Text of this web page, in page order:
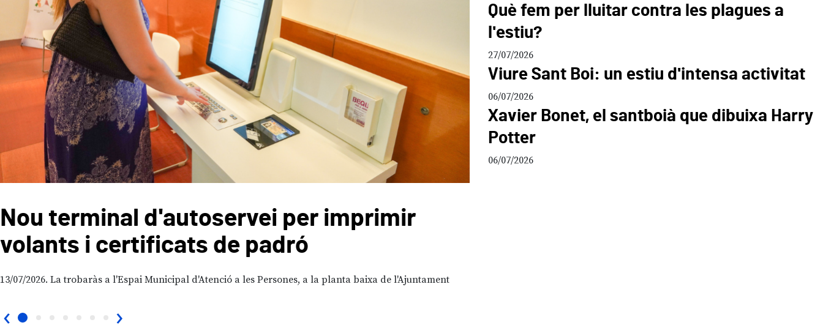
Nou terminal d'autoservei per imprimir
volants i certificats de padró
13/07/2026 La trobaràs a l'Espai Municipal d'Atenció a les Persones, a la planta baixa de l'Ajuntament
‹ ›
Què fem per lluitar contra les plagues a
l'estiu?
27/07/2026
Viure Sant Boi: un estiu d'intensa activitat
06/07/2026
Xavier Bonet, el santboià que dibuixa Harry
Potter
06/07/2026